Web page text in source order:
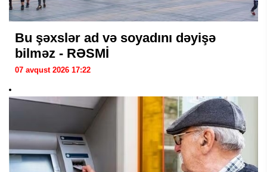
Bu şəxslər ad və soyadını dəyişə
bilməz - RƏSMİ
07 avqust 2026 17:22